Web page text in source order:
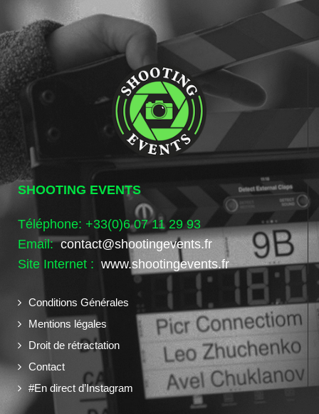
SHOOTING EVENTS
Téléphone: +33(0)6 07 11 29 93
Email:contact@shootingevents.fr
Site Internet : www.shootingevents.fr
Conditions Générales
Mentions légales
Droit de rétractation
Contact
#En direct d’Instagram